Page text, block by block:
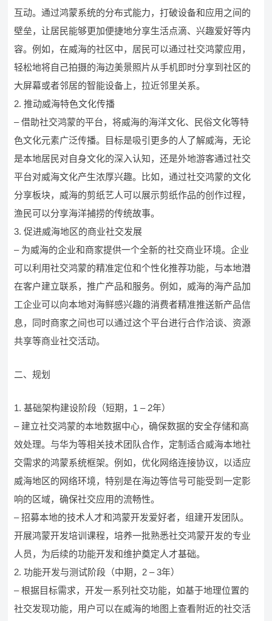
互动。通过鸿蒙系统的分布式能力，打破设备和应用之间的
壁垒，让居民能够更加便捷地分享生活点滴、兴趣爱好等内
容。例如，在威海的社区中，居民可以通过社交鸿蒙应用，
轻松地将自己拍摄的海边美景照片从手机即时分享到社区的
大屏幕或者邻居的智能设备上，拉近邻里关系。
2. 推动威海特色文化传播
– 借助社交鸿蒙的平台，将威海的海洋文化、民俗文化等特
色文化元素广泛传播。目标是吸引更多的人了解威海，无论
是本地居民对自身文化的深入认知，还是外地游客通过社交
平台对威海文化产生浓厚兴趣。比如，通过社交鸿蒙的文化
分享板块，威海的剪纸艺人可以展示剪纸作品的创作过程，
渔民可以分享海洋捕捞的传统故事。
3. 促进威海地区的商业社交发展
– 为威海的企业和商家提供一个全新的社交商业环境。企业
可以利用社交鸿蒙的精准定位和个性化推荐功能，与本地潜
在客户建立联系，推广产品和服务。例如，威海的海产品加
工企业可以向本地对海鲜感兴趣的消费者精准推送新产品信
息，同时商家之间也可以通过这个平台进行合作洽谈、资源
共享等商业社交活动。
二、规划
1. 基础架构建设阶段（短期，1 – 2年）
– 建立社交鸿蒙的本地数据中心，确保数据的安全存储和高
效处理。与华为等相关技术团队合作，定制适合威海本地社
交需求的鸿蒙系统框架。例如，优化网络连接协议，以适应
威海地区的网络环境，特别是在海边等信号可能受到一定影
响的区域，确保社交应用的流畅性。
– 招募本地的技术人才和鸿蒙开发爱好者，组建开发团队。
开展鸿蒙开发培训课程，培养一批熟悉社交鸿蒙开发的专业
人员，为后续的功能开发和维护奠定人才基础。
2. 功能开发与测试阶段（中期，2 – 3年）
– 根据目标需求，开发一系列社交功能，如基于地理位置的
社交发现功能，用户可以在威海的地图上查看附近的社交活